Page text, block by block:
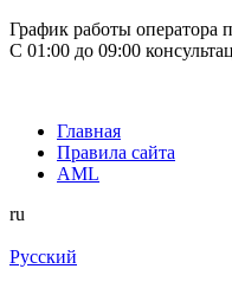
График работы оператора
С 01:00 до 09:00
Главная
Правила сайта
AML
ru
Русский